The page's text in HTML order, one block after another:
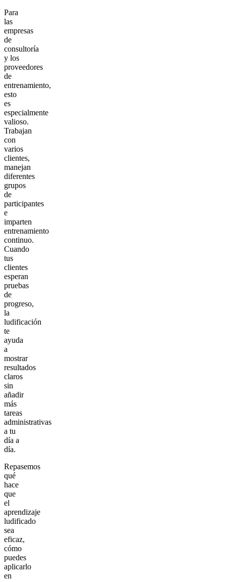
Para
las
empresas
de
consultoría
y los
proveedores
de
entrenamiento,
esto
es
especialmente
valioso.
Trabajan
con
varios
clientes,
manejan
diferentes
grupos
de
participantes
e
imparten
entrenamiento
continuo.
Cuando
tus
clientes
esperan
pruebas
de
progreso,
la
ludificación
te
ayuda
a
mostrar
resultados
claros
sin
añadir
más
tareas
administrativas
a tu
día a
día.
Repasemos
qué
hace
que
el
aprendizaje
ludificado
sea
eficaz,
cómo
puedes
aplicarlo
en